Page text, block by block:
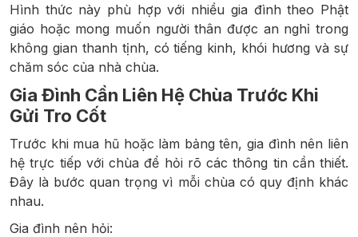
Hình thức này phù hợp với nhiều gia đình theo Phật
giáo hoặc mong muốn người thân được an nghỉ trong
không gian thanh tịnh, có tiếng kinh, khói hương và sự
chăm sóc của nhà chùa.
Gia Đình Cần Liên Hệ Chùa Trước Khi
Gửi Tro Cốt
Trước khi mua hũ hoặc làm bảng tên, gia đình nên liên
hệ trực tiếp với chùa để hỏi rõ các thông tin cần thiết.
Đây là bước quan trọng vì mỗi chùa có quy định khác
nhau.
Gia đình nên hỏi: